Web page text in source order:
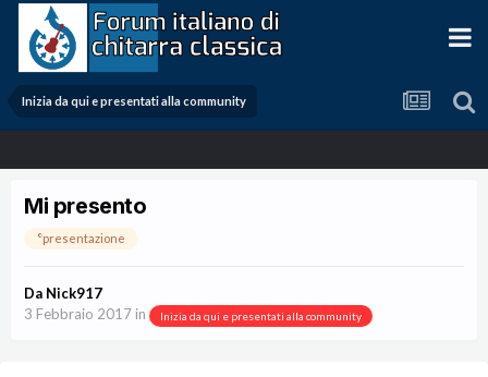
Inizia da qui e presentati alla community
Mi presento
°presentazione
Da Nick917
3 Febbraio 2017 in Inizia da qui e presentati alla community